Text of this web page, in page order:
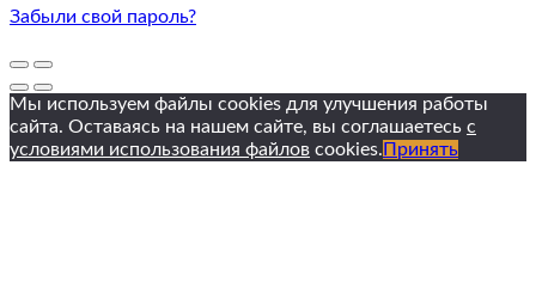
Забыли свой пароль?
Мы используем файлы cookies для улучшения работы
сайта. Оставаясь на нашем сайте, вы соглашаетесь с
условиями использования файлов cookies. Принять